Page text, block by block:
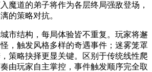
魔道的弟子将作为各层终局强敌登场，
的策略对抗。
市结构，每局体验皆不重复。玩家将邂
，触发风格多样的奇遇事件；迷雾笼罩
策略抉择更显关键。区别于传统线性爬
由玩家自主掌控，事件触发顺序完全取